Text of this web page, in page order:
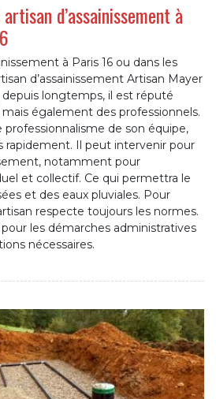
d’assainissement à
à Paris 16 ou dans les
d’assainissement Artisan Mayer
depuis longtemps, il est réputé
également des professionnels.
professionnalisme de son équipe,
rapidement. Il peut intervenir pour
notamment pour
et collectif. Ce qui permettra le
et des eaux pluviales. Pour
respecte toujours les normes.
les démarches administratives
nécessaires.